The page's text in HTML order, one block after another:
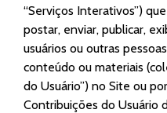
“Serviços Interativos”)
postar, enviar, publicar,
usuários ou outras
conteúdo ou materiais
do Usuário”) no Site ou
Contribuições do Usuário